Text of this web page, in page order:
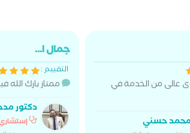
عالى من الخدمة في
محمد حسني
جمال ا...
التقييم :
ممتاز بارك الله
دكتور